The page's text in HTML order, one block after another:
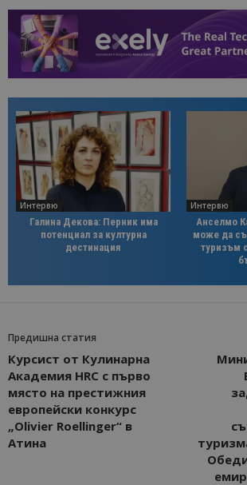
Интервю
Галина Декова: Перник има
потенциал за културна
дестинация
Интервю
Анселмо
може да
туризъм
Предишна статия
Курсист от Кулинарна
Академия HRC с първо
място на престижния
европейски конкурс
„Olivier Roellinger“ в
Атина